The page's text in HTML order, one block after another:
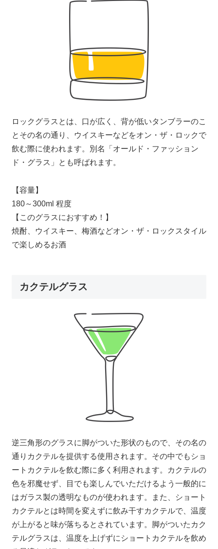
ロックグラスとは、口が広く、背が低いタンブラーのこ
とその名の通り、ウイスキーなどをオン・ザ・ロックで
飲む際に使われます。別名「オールド・ファッション
ド・グラス」とも呼ばれます。
【容量】
180～300ml 程度
【このグラスにおすすめ！】
焼酎、ウイスキー、梅酒などオン・ザ・ロックスタイル
で楽しめるお酒
カクテルグラス
逆三角形のグラスに脚がついた形状のもので、その名の
通りカクテルを提供する使用されます。その中でもショ
ートカクテルを飲む際に多く利用されます。カクテルの
色を邪魔せず、目でも楽しんでいただけるよう一般的に
はガラス製の透明なものが使われます。また、ショート
カクテルとは時間を変えずに飲み干すカクテルで、温度
が上がると味が落ちるとされています。脚がついたカク
テルグラスは、温度を上げずにショートカクテルを飲め